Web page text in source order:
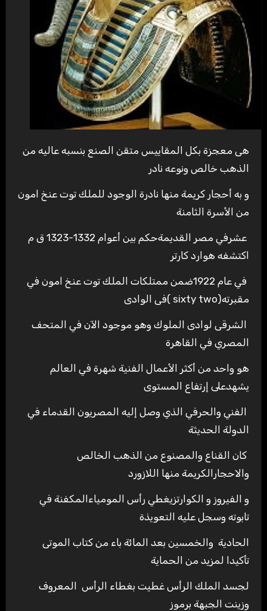
هى معجزة بكل المقاييس متقن الصنع بنسبه عاليه من
الذهب خالص ونوعه نادر
و به أحجار كريمة منها نادرة الوجود للملك توت عنخ امون
من الأسرة الثامنة
عشرفي مصر القديمةحكم بين أعوام 1332-1323 ق م
اكتشفه هوارد كارتر
في عام 1922ضمن ممتلكات الملك توت عنخ امون في
مقبرته(sixty two )فى الوادى
الشرقى لوادى الملوك وهو موجود الآن في المتحف
المصري في القاهرة
هو واحد من أكثر الأعمال الفنية شهرة في العالم
يشهدعلى إرتفاع المستوى
الفني والحرفي الذي وصل إليه المصريون القدماء في
الدولة الحديثة
كان القناع والمصنوع من الذهب الخالص
والاحجارالكريمة منها اللازورد
و الفيروز و الكوارتزيغطي رأس المومياءالمكفنة في
تابوته وسجل عليه التعويذة
الحادية والخمسين بعد المائة باء من كتاب الموتى
تأكيدا لمزيد من الحماية
لجسد الملك الرأس غطيت بغطاء الرأس المعروف
وزينت الجبهة برموز